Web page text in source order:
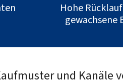
Hohe
gewachsene
und Kanäle